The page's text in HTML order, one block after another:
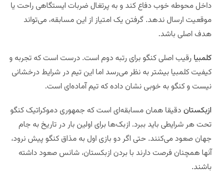
داخل محوطه خوب دفاع کند و به پرتغال ضربات ایستگاهی راحت یا
موقعیت‌ ارسال ندهد. گرفتن یک امتیاز از این مسابقه، می‌تواند
هدف اصلی باشد.
کلمبیا رقیب اصلی کنگو برای رتبه دوم است. درست است که تجربه و
کیفیت کلمبیا بیشتر به نظر می‌رسد اما این تیم در شرایط درخشانی
نیست و کنگو به خوبی نشان داده که تیم آماده‌ای است.
ازبکستان دقیقا همان مسابقه‌ای است که جمهوری دموکراتیک کنگو
تحت هر شرایطی باید ببرد. ازبک‌ها برای اولین بار در تاریخ به جام
جهان صعود می‌کنند. حتی اگر دو بازی اول به مذاق کنگو پیش نرود،
آنها همچنان فرصت دارند با بردن ازبکستان، شانس صعود داشته
باشند.